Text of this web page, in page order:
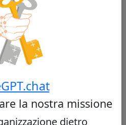
Maestro dell'Ordine
prefetto della
la nostra missione
dietro